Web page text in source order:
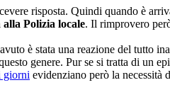
risposta. Quindi quando è
Polizia locale. Il rimprovero
è stata una reazione del tutto
genere. Pur se si tratta di un
giorni evidenziano però la necessità